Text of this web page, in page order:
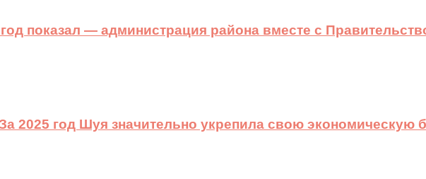
показал — администрация района вместе с
2025 год Шуя значительно укрепила свою экономическую